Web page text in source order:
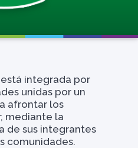
integrada por
unidas por un
afrontar los
mediante la
de sus integrantes
comunidades.